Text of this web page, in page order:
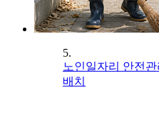
5.
노인일자리 안전
배치